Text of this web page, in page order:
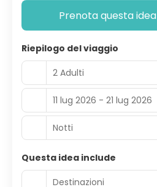
Prenota questa idea
Riepilogo del viaggio
2 Adulti
11 lug 2026 - 21 lug 2026
Notti
Questa idea include
Destinazioni